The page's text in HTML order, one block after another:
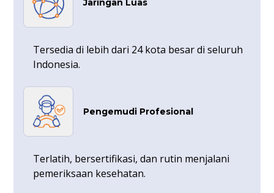
Jaringan Luas
Tersedia di lebih dari 24 kota besar di seluruh
Indonesia.
Pengemudi Profesional
Terlatih, bersertifikasi, dan rutin menjalani
pemeriksaan kesehatan.